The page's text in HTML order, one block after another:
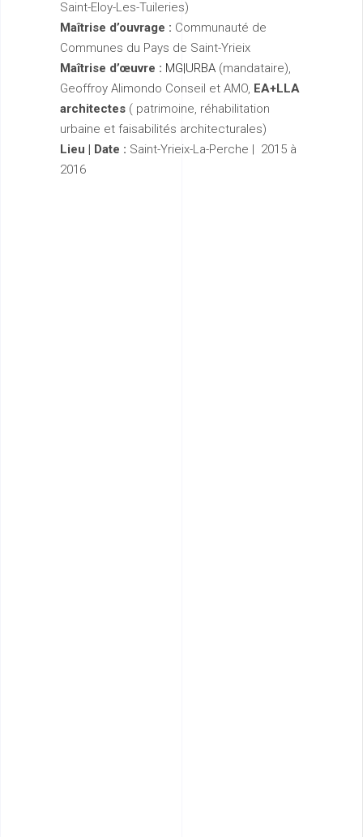
Saint-Eloy-Les-Tuileries)
Maîtrise d’ouvrage : Communauté de
Communes du Pays de Saint-Yrieix
Maîtrise d’œuvre : MG|URBA (mandataire),
Geoffroy Alimondo Conseil et AMO, EA+LLA
architectes ( patrimoine, réhabilitation
urbaine et faisabilités architecturales)
Lieu | Date : Saint-Yrieix-La-Perche | 2015 à
2016